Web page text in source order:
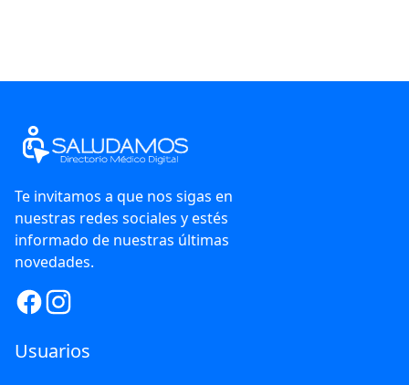
Te invitamos a que nos sigas en
nuestras redes sociales y estés
informado de nuestras últimas
novedades.
Usuarios